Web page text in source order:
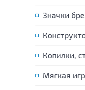
Значки
Копилки,
Мягкая
875 р.
В КОРЗИНУ